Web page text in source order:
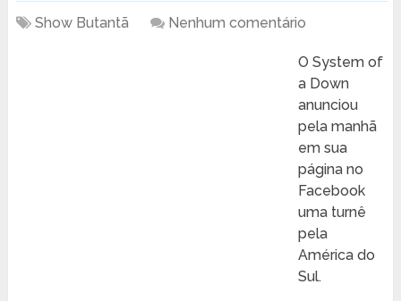
Show Butantã Nenhum comentário
O System of
a Down
anunciou
pela manhã
em sua
página no
Facebook
uma turnê
pela
América do
Sul.